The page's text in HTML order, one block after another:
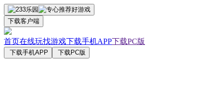
下载客户端
首页在线玩找游戏下载手机APP下载PC版
下载手机APP 下载PC版